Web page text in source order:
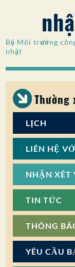
SỰ THAM GIA CỦA
Bộ Môi trường
nhật
Thường
LỊCH
LIÊN HỆ
NHẬN XÉT
TIN TỨC
THÔNG
YÊU CẦU